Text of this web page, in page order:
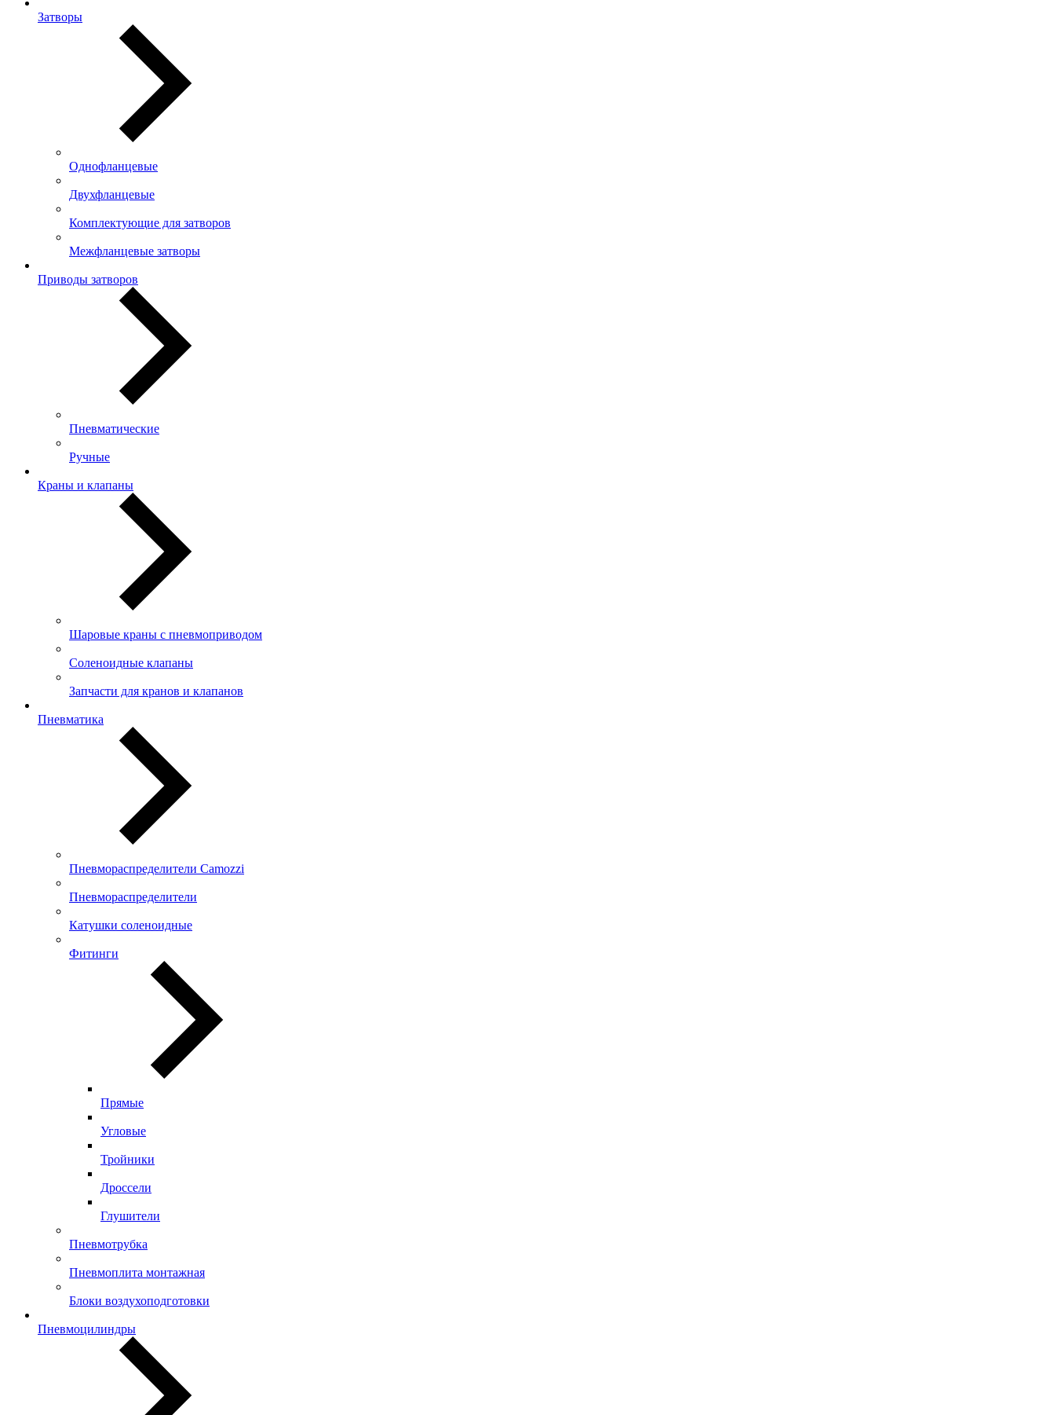
Затворы
Однофланцевые
Двухфланцевые
Комплектующие для затворов
Межфланцевые затворы
Приводы затворов
Пневматические
Ручные
Краны и клапаны
Шаровые краны с пневмоприводом
Соленоидные клапаны
Запчасти для кранов и клапанов
Пневматика
Пневмораспределители Camozzi
Пневмораспределители
Катушки соленоидные
Фитинги
Прямые
Угловые
Тройники
Дроссели
Глушители
Пневмотрубка
Пневмоплита монтажная
Блоки воздухоподготовки
Пневмоцилиндры